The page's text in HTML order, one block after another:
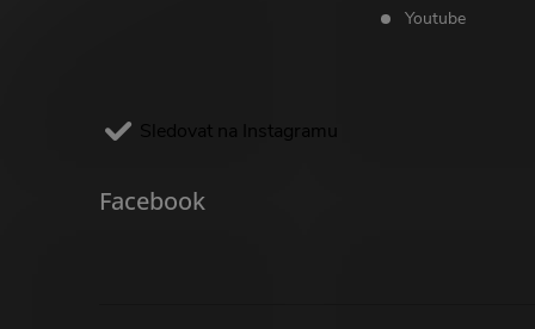
Sledovat na Instagramu
Youtube
Facebook